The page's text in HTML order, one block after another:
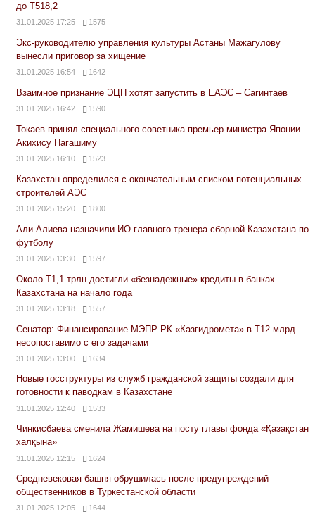
до Т518,2
31.01.2025 17:25 1575
Экс-руководителю управления культуры Астаны Мажагулову
вынесли приговор за хищение
31.01.2025 16:54 1642
Взаимное признание ЭЦП хотят запустить в ЕАЭС – Сагинтаев
31.01.2025 16:42 1590
Токаев принял специального советника премьер-министра Японии
Акихису Нагашиму
31.01.2025 16:10 1523
Казахстан определился с окончательным списком потенциальных
строителей АЭС
31.01.2025 15:20 1800
Али Алиева назначили ИО главного тренера сборной Казахстана по
футболу
31.01.2025 13:30 1597
Около Т1,1 трлн достигли «безнадежные» кредиты в банках
Казахстана на начало года
31.01.2025 13:18 1557
Сенатор: Финансирование МЭПР РК «Казгидромета» в Т12 млрд –
несопоставимо с его задачами
31.01.2025 13:00 1634
Новые госструктуры из служб гражданской защиты создали для
готовности к паводкам в Казахстане
31.01.2025 12:40 1533
Чинкисбаева сменила Жамишева на посту главы фонда «Қазақстан
халқына»
31.01.2025 12:15 1624
Средневековая башня обрушилась после предупреждений
общественников в Туркестанской области
31.01.2025 12:05 1644